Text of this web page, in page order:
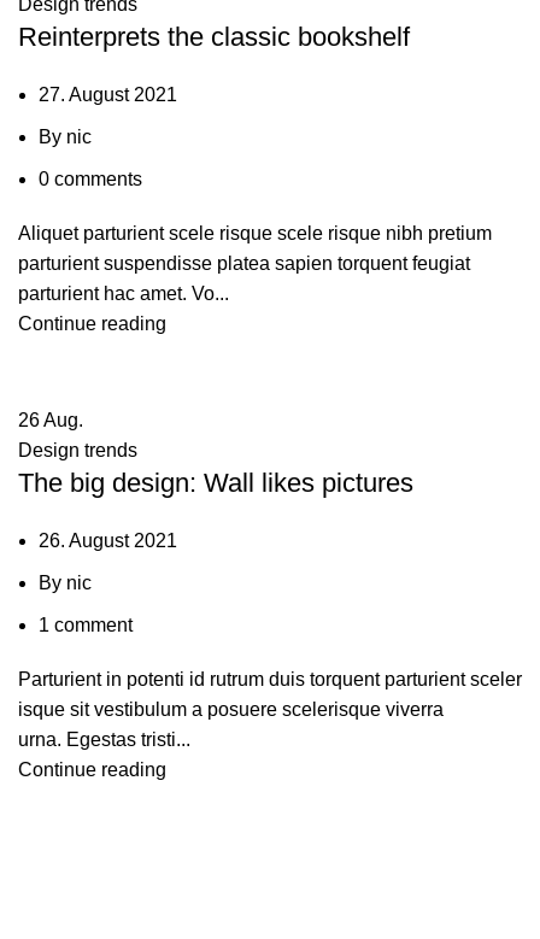
Reinterprets the classic bookshelf
27. August 2021
By nic
0 comments
Aliquet parturient scele risque scele risque nibh pretium
parturient suspendisse platea sapien torquent feugiat
parturient hac amet. Vo...
Continue reading
26Aug.
Design trends
The big design: Wall likes pictures
26. August 2021
By nic
1 comment
Parturient in potenti id rutrum duis torquent parturient sceler
isque sit vestibulum a posuere scelerisque viverra
urna. Egestas tristi...
Continue reading